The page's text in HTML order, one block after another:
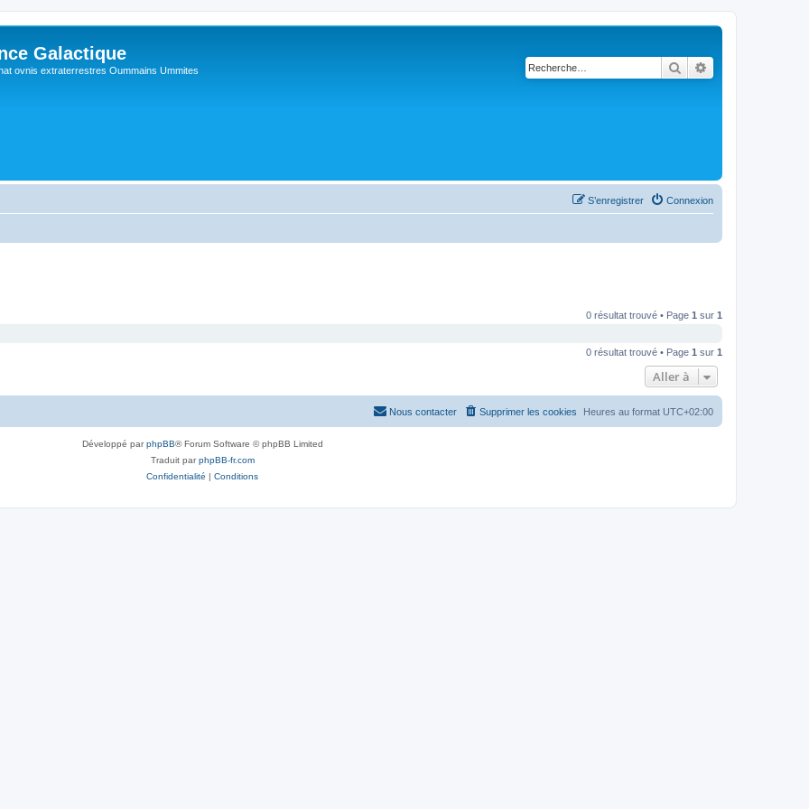
Galactique
ovnis extraterrestres Oummains Ummites Rechercher
Connexion
S’enregistrer
0 résultat trouvé • Page 1 sur 1
0 résultat trouvé • Page 1 sur 1
Aller à
Heures au format UTC+02:00
Supprimer les cookies
Nous contacter
Développé parphpBB® Forum Software © phpBB Limited
Traduit parphpBB-fr.com
Confidentialité | Conditions